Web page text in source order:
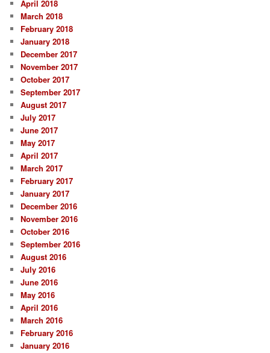
April 2018
March 2018
February 2018
January 2018
December 2017
November 2017
October 2017
September 2017
August 2017
July 2017
June 2017
May 2017
April 2017
March 2017
February 2017
January 2017
December 2016
November 2016
October 2016
September 2016
August 2016
July 2016
June 2016
May 2016
April 2016
March 2016
February 2016
January 2016